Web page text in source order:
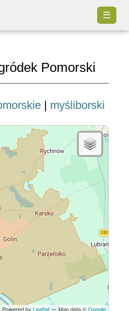
☰
Pomorski
| myśliborski
Powered by Leaflet— Map data ©Google